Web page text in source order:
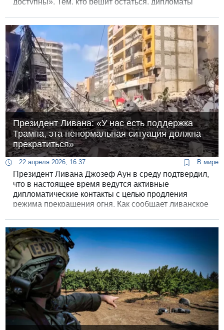
доступны». Тем, кто решит остаться, дипломаты
Президент Ливана: «У нас есть поддержка
Трампа, эта ненормальная ситуация должна
прекратиться»
22 апреля 2026, 16:37 В мире
Президент Ливана Джозеф Аун в среду подтвердил,
что в настоящее время ведутся активные
дипломатические контакты с целью продления
режима прекращения огня. Как сообщает ливанское
пожалею усилий, чтобы положить конец той
ненормальной ситуации, в которой сегодня
находится Ливан».